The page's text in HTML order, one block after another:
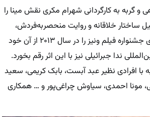
و گربه به کارگردانی شهرام مکری نقش مینا را
ساختار خلاقانه و روایت منحصربه‌فردش،
جایزه ویژه بخش افق‌های جشنواره فیلم ونیز را در سال ۲۰۱۳ از آن خود
ندا جبرائیلی نیز با این اثر رقم بخورد.
با افرادی نظیر عبد آبست، بابک کریمی، سعید
مونا احمدی، سیاوش چراغی‌پور و … همکاری